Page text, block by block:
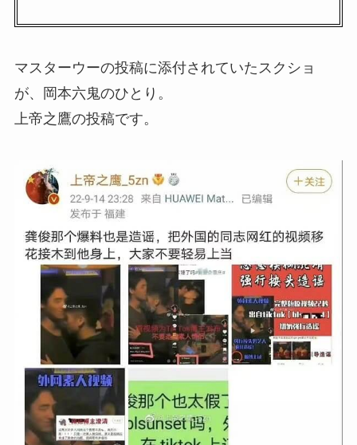
マスターウーの投稿に添付されていたスクショ
が、岡本六鬼のひとり。
上帝之鷹の投稿です。